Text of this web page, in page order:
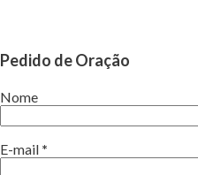
Pedido de Oração
Nome
E-mail *